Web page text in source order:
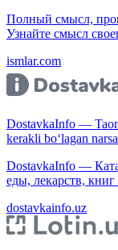
Полный смысл,
Узнайте смысл
ismlar.com
DostavkaInfo —
kerakli bo‘lagan
DostavkaInfo —
еды, лекарств,
dostavkainfo.uz